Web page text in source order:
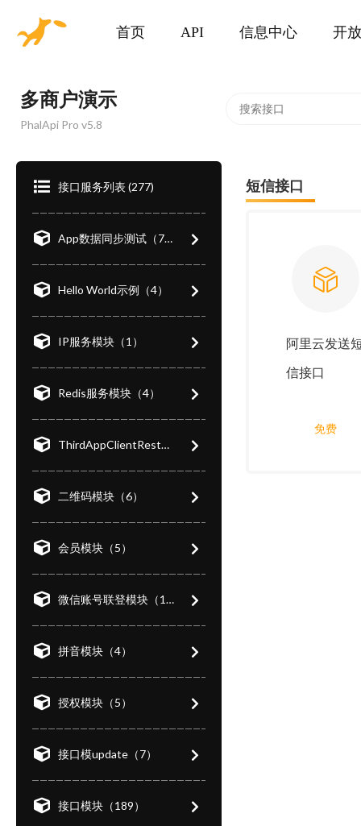
首页 API 信息中心 开
多商户演示
PhalApi Pro v5.8
接口服务列表 (277)
App数据同步测试（7）
Hello World示例（4）
IP服务模块（1）
Redis服务模块（4）
ThirdAppClientRest（1）
二维码模块（6）
会员模块（5）
微信账号联登模块（1）
拼音模块（4）
授权模块（5）
接口模update（7）
接口模块（189）
短信接口
阿里云发送
信接口
免费